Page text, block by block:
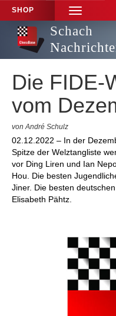
SHOP
TOGGLE
NAVIGATION
Schach
Die FIDE-
vom
von André Schulz
02.12.2022 – In der
Spitze der Welztangliste
vor Ding Liren und Ian
Hou. Die besten
Jiner. Die besten
Elisabeth Pähtz.